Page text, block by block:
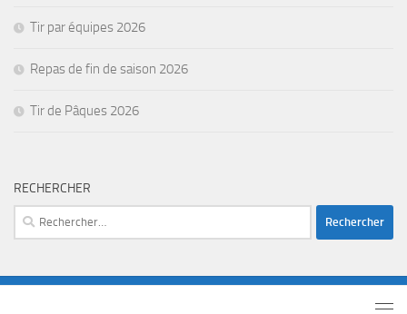
Tir par équipes 2026
Repas de fin de saison 2026
Tir de Pâques 2026
RECHERCHER